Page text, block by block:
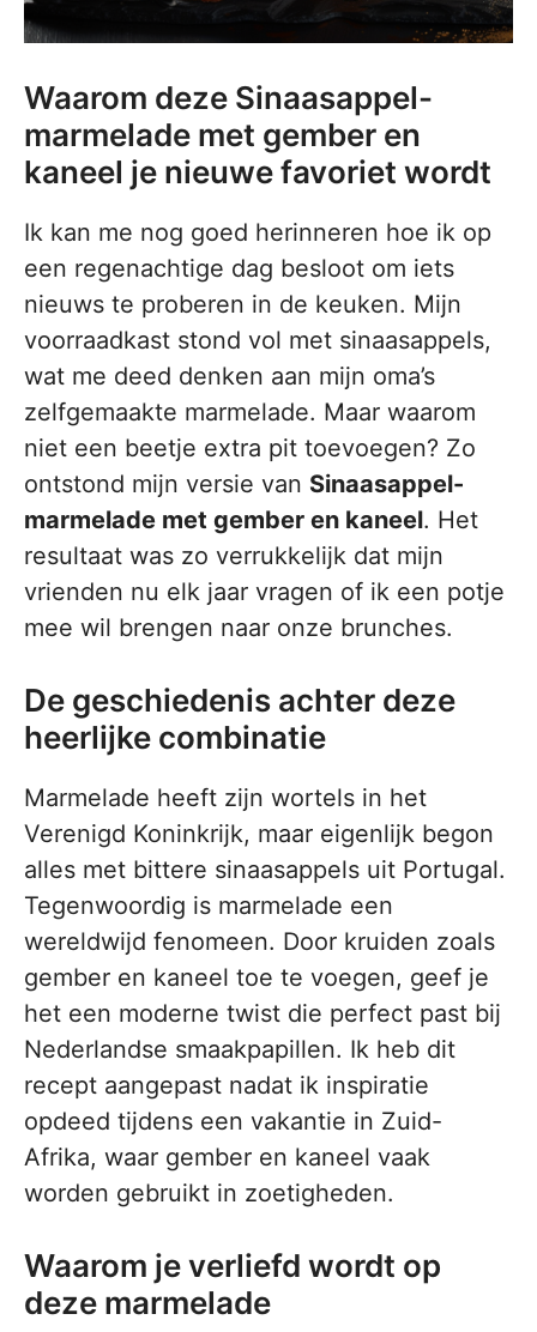
Waarom deze Sinaasappel-
marmelade met gember en
kaneel je nieuwe favoriet wordt
Ik kan me nog goed herinneren hoe ik op
een regenachtige dag besloot om iets
nieuws te proberen in de keuken. Mijn
voorraadkast stond vol met sinaasappels,
wat me deed denken aan mijn oma’s
zelfgemaakte marmelade. Maar waarom
niet een beetje extra pit toevoegen? Zo
ontstond mijn versie van Sinaasappel-
marmelade met gember en kaneel. Het
resultaat was zo verrukkelijk dat mijn
vrienden nu elk jaar vragen of ik een potje
mee wil brengen naar onze brunches.
De geschiedenis achter deze
heerlijke combinatie
Marmelade heeft zijn wortels in het
Verenigd Koninkrijk, maar eigenlijk begon
alles met bittere sinaasappels uit Portugal.
Tegenwoordig is marmelade een
wereldwijd fenomeen. Door kruiden zoals
gember en kaneel toe te voegen, geef je
het een moderne twist die perfect past bij
Nederlandse smaakpapillen. Ik heb dit
recept aangepast nadat ik inspiratie
opdeed tijdens een vakantie in Zuid-
Afrika, waar gember en kaneel vaak
worden gebruikt in zoetigheden.
Waarom je verliefd wordt op
deze marmelade